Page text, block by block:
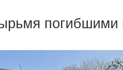
погибшими